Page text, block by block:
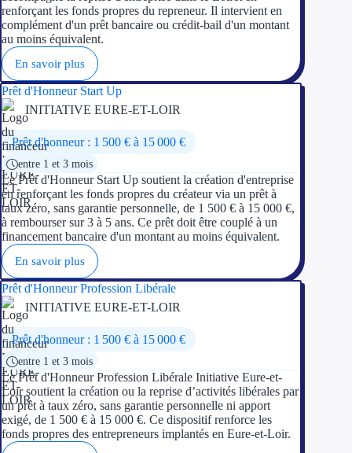
Contactez-nous
renforçant les fonds propres du repreneur. Il intervient en
complément d'un prêt bancaire ou crédit-bail d'un montant
au moins équivalent.
En savoir plus
Prêt d'Honneur Start Up
INITIATIVE EURE-ET-LOIR
Prêt d'honneur : 1 500 € à 15 000 €
entre 1 et 3 mois
Le Prêt d'Honneur Start Up soutient la création d'entreprise
en renforçant les fonds propres du créateur via un prêt à
taux zéro, sans garantie personnelle, de 1 500 € à 15 000 €,
à rembourser sur 3 à 5 ans. Ce prêt doit être couplé à un
financement bancaire d'un montant au moins équivalent.
En savoir plus
Prêt d'Honneur Profession Libérale
INITIATIVE EURE-ET-LOIR
Prêt d'honneur : 1 500 € à 15 000 €
entre 1 et 3 mois
Le Prêt d'Honneur Profession Libérale Initiative Eure-et-
Loir soutient la création ou la reprise d’activités libérales par
un prêt à taux zéro, sans garantie personnelle ni apport
exigé, de 1 500 € à 15 000 €. Ce dispositif renforce les
fonds propres des entrepreneurs implantés en Eure-et-Loir.